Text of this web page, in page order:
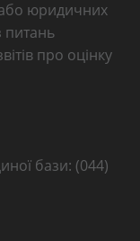
юридичних
питань
про оцінку
бази: (044)